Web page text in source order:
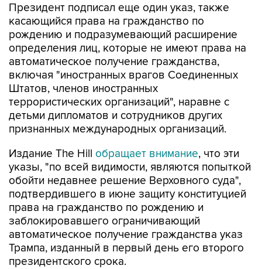
Президент подписал еще один указ, также
касающийся права на гражданство по
рождению и подразумевающий расширение
определения лиц, которые не имеют права на
автоматическое получение гражданства,
включая "иностранных врагов Соединенных
Штатов, членов иностранных
террористических организаций", наравне с
детьми дипломатов и сотрудников других
признанных международных организаций.
Издание The Hill обращает внимание, что эти
указы, "по всей видимости, являются попыткой
обойти недавнее решение Верховного суда",
подтвердившего в июне защиту конституцией
права на гражданство по рождению и
заблокировавшего ограничивающий
автоматическое получение гражданства указ
Трампа, изданный в первый день его второго
президентского срока.